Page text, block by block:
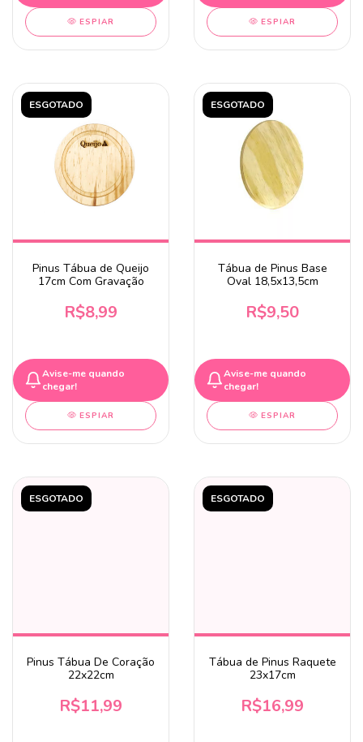
ESPIAR ESPIAR
ESGOTADO
Pinus Tábua de Queijo
17cm Com Gravação
R$8,99
Avise-me quando
chegar!
ESPIAR
ESGOTADO
Tábua de Pinus Base
Oval 18,5x13,5cm
R$9,50
Avise-me quando
chegar!
ESPIAR
ESGOTADO
Pinus Tábua De Coração
22x22cm
R$11,99
ESGOTADO
Tábua de Pinus Raquete
23x17cm
R$16,99